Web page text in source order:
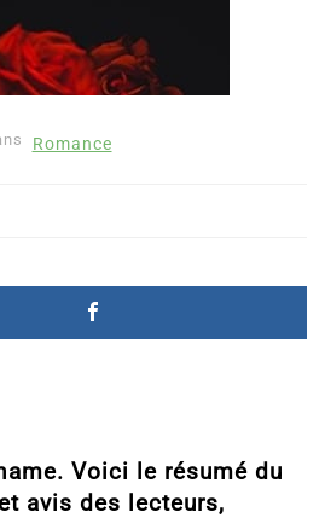
Romance
Voici le résumé du
avis des lecteurs,